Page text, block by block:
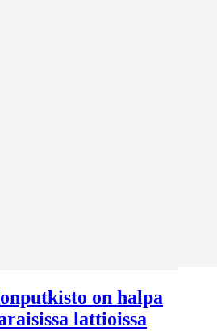
on halpa
lattioissa